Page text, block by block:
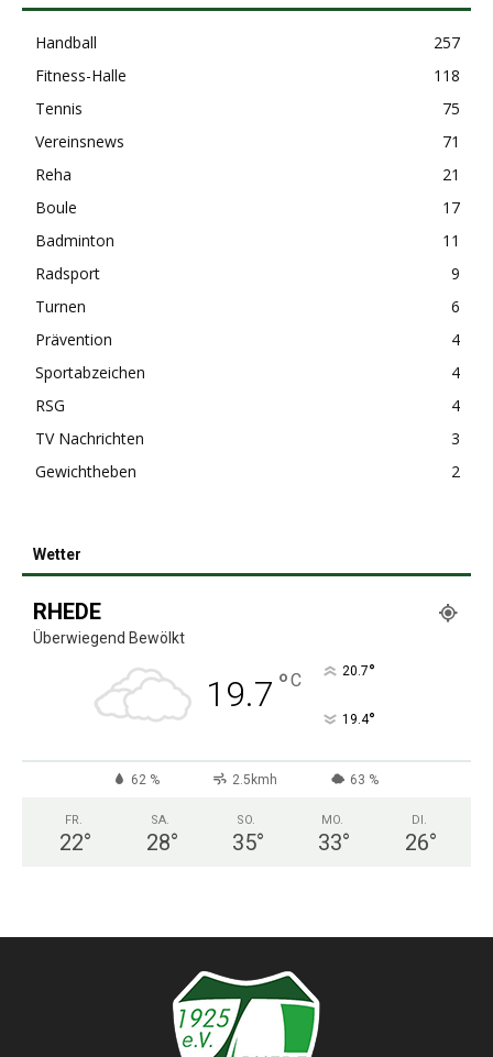
Handball
257
Fitness-Halle
118
Tennis
75
Vereinsnews
71
Reha
21
Boule
17
Badminton
11
Radsport
9
Turnen
6
Prävention
4
Sportabzeichen
4
RSG
4
TV Nachrichten
3
Gewichtheben
2
Wetter
RHEDE
Überwiegend Bewölkt
19.7 °C 20.7°
19.4°
62 % 2.5kmh 63 %
FR.
22°
SA.
28°
SO.
35°
MO.
33°
DI.
26°